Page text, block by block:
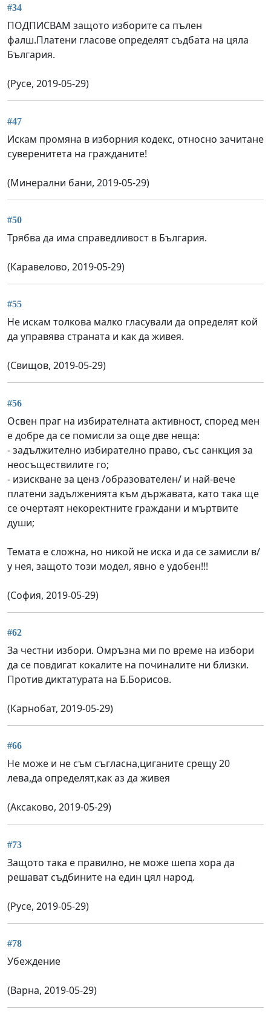
#34
ПОДПИСВАМ защото изборите са пълен
фалш.Платени гласове определят съдбата на цяла
България.
(Русе, 2019-05-29)
#47
Искам промяна в изборния кодекс, относно зачитане
суверенитета на гражданите!
(Минерални бани, 2019-05-29)
#50
Трябва да има справедливост в България.
(Каравелово, 2019-05-29)
#55
Не искам толкова малко гласували да определят кой
да управява страната и как да живея.
(Свищов, 2019-05-29)
#56
Освен праг на избирателната активност, според мен
е добре да се помисли за още две неща:
- задължително избирателно право, със санкция за
неосъществилите го;
- изискване за ценз /образователен/ и най-вече
платени задълженията към държавата, като така ще
се очертаят некоректните граждани и мъртвите
души;
Темата е сложна, но никой не иска и да се замисли в/
у нея, защото този модел, явно е удобен!!!
(София, 2019-05-29)
#62
За честни избори. Омръзна ми по време на избори
да се повдигат кокалите на починалите ни близки.
Против диктатурата на Б.Борисов.
(Карнобат, 2019-05-29)
#66
Не може и не съм съгласна,циганите срещу 20
лева,да определят,как аз да живея
(Аксаково, 2019-05-29)
#73
Защото така е правилно, не може шепа хора да
решават съдбините на един цял народ.
(Русе, 2019-05-29)
#78
Убеждение
(Варна, 2019-05-29)